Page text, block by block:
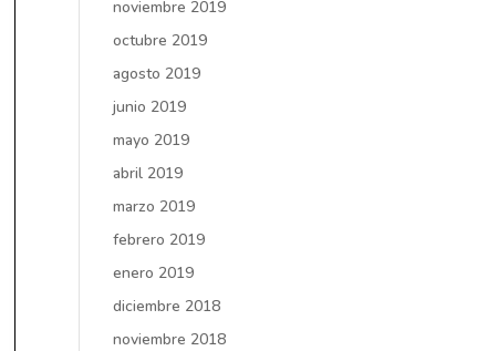
noviembre 2019
octubre 2019
agosto 2019
junio 2019
mayo 2019
abril 2019
marzo 2019
febrero 2019
enero 2019
diciembre 2018
noviembre 2018